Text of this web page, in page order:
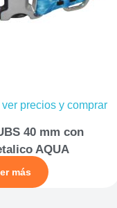
precios y comprar
40 mm con
AQUA
más